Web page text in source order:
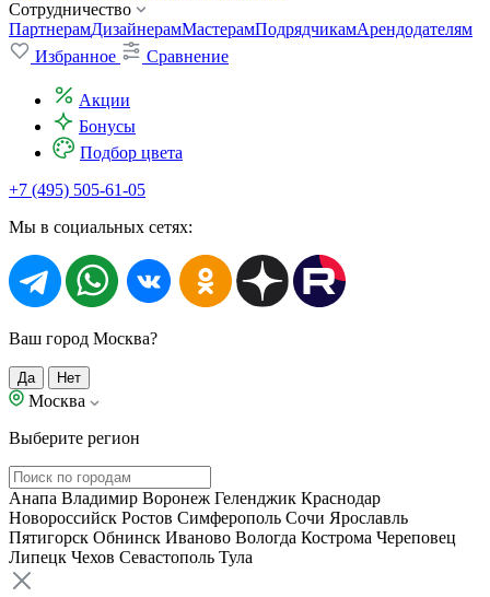
Сотрудничество
ПартнерамДизайнерамМастерамПодрядчикамАрендодателям
Избранное
Сравнение
Акции
Бонусы
Подбор цвета
+7 (495) 505-61-05
Мы в социальных сетях:
Ваш город Москва?
Да Нет
Москва
Выберите регион
Анапа Владимир Воронеж Геленджик Краснодар
Новороссийск Ростов Симферополь Сочи Ярославль
Пятигорск Обнинск Иваново Вологда Кострома Череповец
Липецк Чехов Севастополь Тула